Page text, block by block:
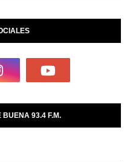
BUENA 93.4 F.M.